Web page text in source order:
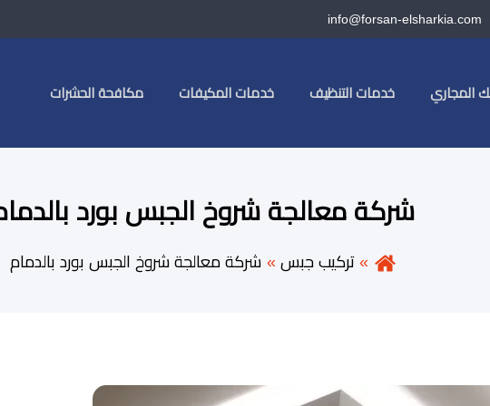
info@forsan-elsharkia.com
المجاري خدمات التنظيف خدمات المكيفات مكافحة الحشرات
شركة معالجة شروخ الجبس بورد
تركيب جبس شركة معالجة شروخ الجبس بورد بالدمام